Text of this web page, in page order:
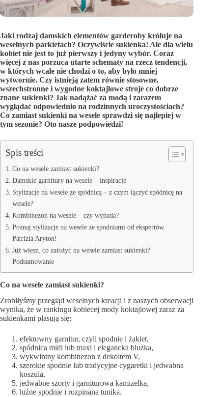
Jaki rodzaj damskich elementów garderoby króluje na
weselnych parkietach? Oczywiście sukienka! Ale dla wielu
kobiet nie jest to już pierwszy i jedyny wybór. Coraz
więcej z nas porzuca utarte schematy na rzecz tendencji,
w których wcale nie chodzi o to, aby było mniej
wytwornie. Czy istnieją zatem równie stosowne,
wszechstronne i wygodne koktajlowe stroje co dobrze
znane sukienki? Jak nadążać za modą i zarazem
wyglądać odpowiednio na rodzinnych uroczystościach?
Co zamiast sukienki na wesele sprawdzi się najlepiej w
tym sezonie? Oto nasze podpowiedzi!
Spis treści
Co na wesele zamiast sukienki?
Damskie garnitury na wesele – inspiracje
Stylizacje na wesele ze spódnicą – z czym łączyć spódnicę na
wesele?
Kombinezon na wesele – czy wypada?
Poznaj stylizacje na wesele ze spodniami od ekspertów
Patrizia Aryton!
Już wiesz, co założyć na wesele zamiast sukienki?
Podsumowanie
Co na wesele zamiast sukienki?
Zrobiłyśmy przegląd weselnych kreacji i z naszych obserwacji
wynika, że w rankingu kobiecej mody koktajlowej zaraz za
sukienkami plasują się:
efektowny garnitur, czyli spodnie i żakiet,
spódnica midi lub maxi i elegancka bluzka,
wykwintny kombinezon z dekoltem V,
szerokie spodnie lub tradycyjne cygaretki i jedwabna
koszula,
jedwabne szorty i garniturowa kamizelka,
luźne spodnie i rozpinana tunika.